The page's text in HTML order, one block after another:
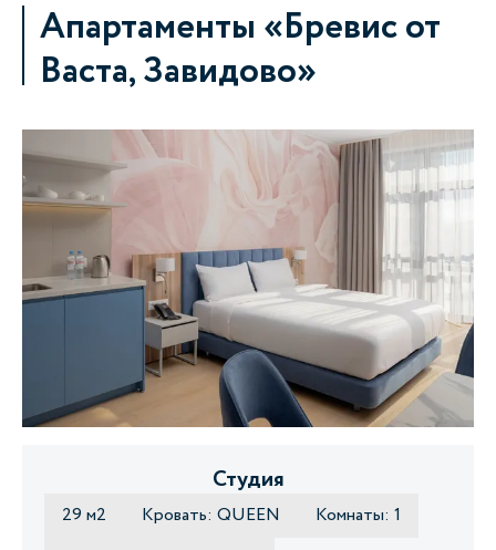
Апартаменты «Бревис от
Васта, Завидово»
Студия
29 м2 Кровать: QUEEN
Комнаты: 1